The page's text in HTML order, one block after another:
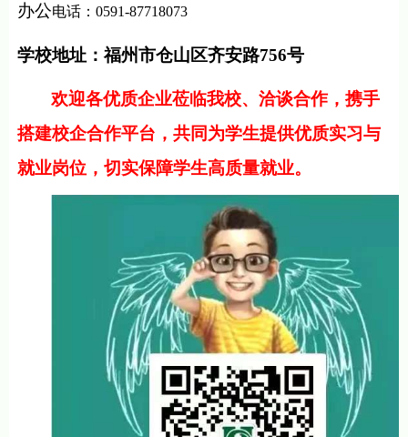
办公电话： 0591-87718073
学校地址：福州市仓山区齐安路756号
欢迎各优质企业莅临我校、洽谈合作，携手
搭建校企合作平台，共同为学生提供优质实习与
就业岗位，切实保障学生高质量就业。